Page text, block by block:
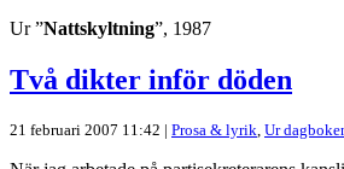
Ur ”Nattskyltning”, 1987
Två dikter inför döden
21 februari 2007 11:42 | Prosa & lyrik, Ur